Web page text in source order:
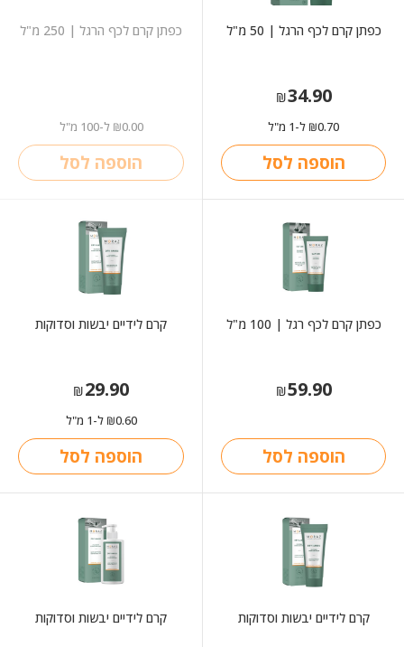
כפתן קרם לכף הרגל | 50 מ"ל
₪34.90
₪0.70 ל-1 מ"ל
הוספה לסל
כפתן קרם לכף הרגל | 250 מ"ל
₪0.00 ל-100 מ"ל
הוספה לסל
כפתן קרם לכף רגל | 100 מ"ל
₪59.90
הוספה לסל
קרם לידיים יבשות וסדוקות
₪29.90
₪0.60 ל-1 מ"ל
הוספה לסל
קרם לידיים יבשות וסדוקות קרם לידיים יבשות וסדוקות